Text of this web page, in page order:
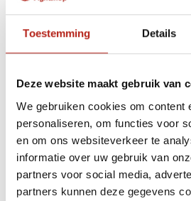
Toestemming Details
Deze website maakt gebruik van
We gebruiken cookies om content
personaliseren, om functies voor
en om ons websiteverkeer te
informatie over uw gebruik van
partners voor social media,
partners kunnen deze gegevens
Apply filters
Kung
Dummy
Producten